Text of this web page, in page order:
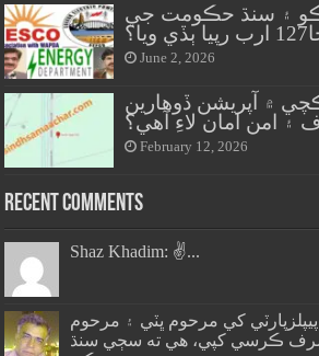
۽ سنڌ حڪومت جي
June 2, 2026
۾ آپريشن ڏوهارين
۽ امن امان لاءِ آهي؟
February 12, 2026
Recent Comments
Shaz Khadim: ✌️...
پيپلزپارٽي کي مرحوم ڀٽي ۽ مرحوم
صرف ڪرسي کپي، هي ته سڄي سنڌ